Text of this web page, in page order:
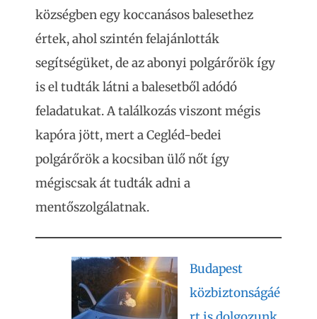
községben egy koccanásos balesethez
értek, ahol szintén felajánlották
segítségüket, de az abonyi polgárőrök így
is el tudták látni a balesetből adódó
feladatukat. A találkozás viszont mégis
kapóra jött, mert a Cegléd-bedei
polgárőrök a kocsiban ülő nőt így
mégiscsak át tudták adni a
mentőszolgálatnak.
Budapest
közbiztonságáé